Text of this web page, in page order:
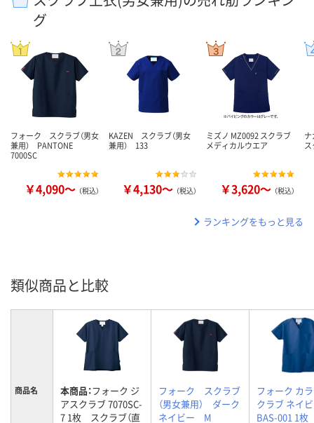
グ
フォーク スクラブ（男女
兼用） PANTONE
7000SC
￥4,090～ （税込）
KAZEN スクラブ（男女
兼用） 133
￥4,130～ （税込）
ミズノ MZ0092 スクラブ
メディカルウエア
￥3,620～ （税込）
ランキングをもっと見る
類似商品と比較
商品名 本商品：フォーク ジ
アスクラブ 7070SC-
7 1枚 スクラブ（直
フォーク スクラブ
（男女兼用） ダーク
ネイビー M
フォーク カ
クラブ ネイ
BAS-001 1